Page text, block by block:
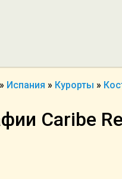
» Испания » Курорты »
Caribe